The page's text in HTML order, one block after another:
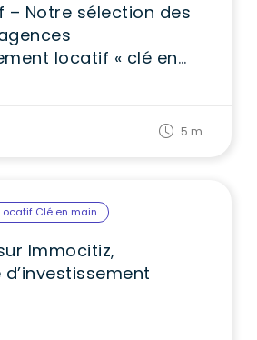
– Notre sélection des
locatif « clé en
5 m
Clé en main
Immocitiz,